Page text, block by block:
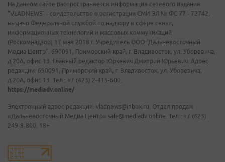
На данном сайте распространяется информация сетевого издания
"VLADNEWS" - свидетельство о регистрации СМИ ЭЛ № ФС 77 - 72742,
выдано Федеральной службой по надзору в сфере связи,
информационных технологий и массовых коммуникаций
(Роскомнадзор) 17 мая 2018 г. Учредитель ООО "Дальневосточный
Медиа Центр". 690091, Приморский край, г. Владивосток, ул. Уборевича,
д.20А, офис 13. Главный редактор Юркевич Дмитрий Юрьевич. Адрес
редакции: 690091, Приморский край, г. Владивосток, ул. Уборевича,
д.20А, офис 13. Тел.: +7 (423) 2-415-600.
https://mediadv.online/
Электронный адрес редакции: vladnews@inbox.ru. Отдел продаж
«Дальневосточный Медиа Центр» sale@mediadv.online. Тел.: +7 (423)
249-8-800. 18+